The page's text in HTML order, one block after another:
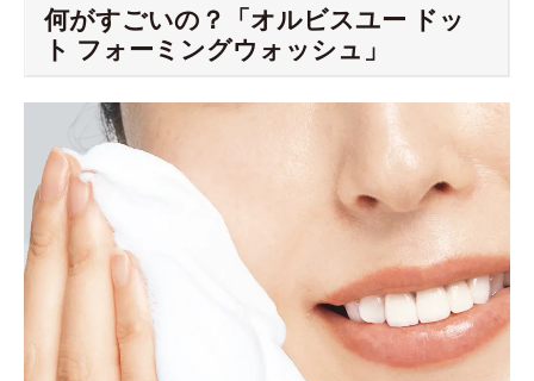
何がすごいの？「オルビスユー ドッ
ト フォーミングウォッシュ」